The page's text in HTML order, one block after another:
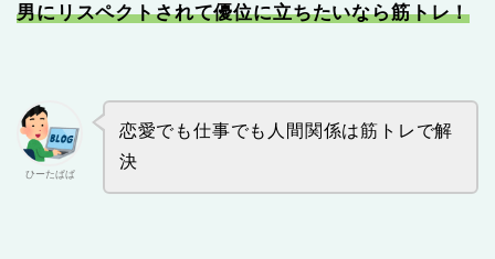
男にリスペクトされて優位に立ちたいなら筋トレ！
ひーたぱぱ
恋愛でも仕事でも人間関係は筋トレで解
決